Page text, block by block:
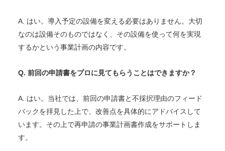
A. はい。導入予定の設備を変える必要はありません。大切
なのは設備そのものではなく、その設備を使って何を実現
するかという事業計画の内容です。
Q. 前回の申請書をプロに見てもらうことはできますか？
A. はい。当社では、前回の申請書と不採択理由のフィード
バックを拝見した上で、改善点を具体的にアドバイスして
います。その上で再申請の事業計画書作成をサポートしま
す。